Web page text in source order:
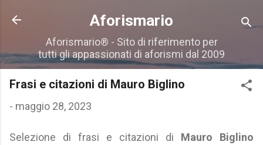
Passa ai contenuti principali
Aforismario
Aforismario® - Sito di riferimento per
tutti gli appassionati di aforismi dal 2009
Frasi e citazioni di Mauro Biglino
- maggio 28, 2023
Selezione di frasi e citazioni di Mauro Biglino